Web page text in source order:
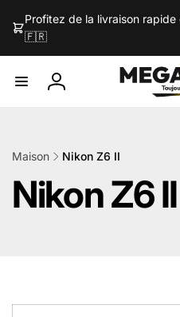
passer
au
contenu
Profitez de la livraison
🇫🇷
Connexion
Maison Nikon Z6 II
Nikon Z6 II